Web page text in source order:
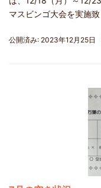
マスビンゴ大会を実施致
公開済み: 2023年12月25日